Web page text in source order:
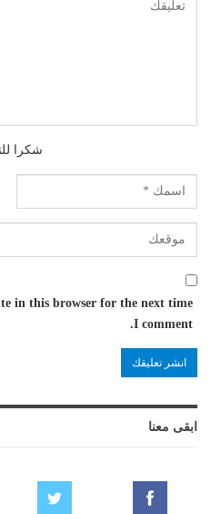
شكرا
in this browser for the next time
I comment.
ابقى معنا